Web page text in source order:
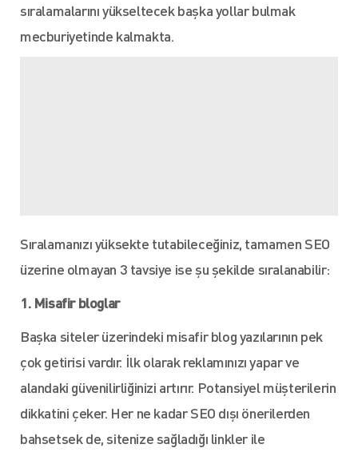
sıralamalarını yükseltecek başka yollar bulmak
mecburiyetinde kalmakta.
Sıralamanızı yüksekte tutabileceğiniz, tamamen SEO
üzerine olmayan 3 tavsiye ise şu şekilde sıralanabilir:
1. Misafir bloglar
Başka siteler üzerindeki misafir blog yazılarının pek
çok getirisi vardır. İlk olarak reklamınızı yapar ve
alandaki güvenilirliğinizi artırır. Potansiyel müşterilerin
dikkatini çeker. Her ne kadar SEO dışı önerilerden
bahsetsek de, sitenize sağladığı linkler ile